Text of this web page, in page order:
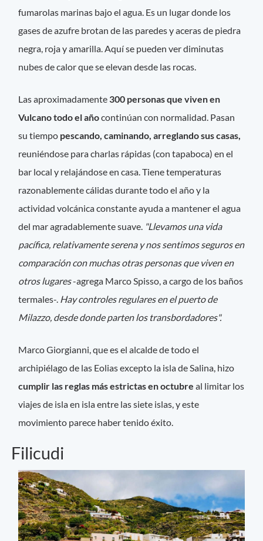
fumarolas marinas bajo el agua. Es un lugar donde los
gases de azufre brotan de las paredes y aceras de piedra
negra, roja y amarilla. Aquí se pueden ver diminutas
nubes de calor que se elevan desde las rocas.
Las aproximadamente 300 personas que viven en
Vulcano todo el añocontinúan con normalidad. Pasan
su tiempo pescando, caminando, arreglando sus casas,
reuniéndose para charlas rápidas (con tapaboca) en el
bar local y relajándose en casa. Tiene temperaturas
razonablemente cálidas durante todo el año y la
actividad volcánica constante ayuda a mantener el agua
del mar agradablemente suave. "Llevamos una vida
pacífica, relativamente serena y nos sentimos seguros en
comparación con muchas otras personas que viven en
otros lugares-agrega Marco Spisso, a cargo de los baños
termales-. Hay controles regulares en el puerto de
Milazzo, desde donde parten los transbordadores".
Marco Giorgianni, que es el alcalde de todo el
archipiélago de las Eolias excepto la isla de Salina, hizo
cumplir las reglas más estrictas en octubre al limitar los
viajes de isla en isla entre las siete islas, y este
movimiento parece haber tenido éxito.
Filicudi